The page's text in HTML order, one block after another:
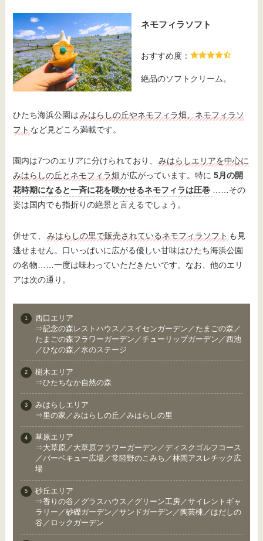
ネモフィラソフト
おすすめ度：
絶品のソフトクリーム。
ひたち海浜公園は みはらしの丘やネモフィラ畑、ネモフィラソ
フト など見どころ満載です。
園内は7つのエリアに分けられており、
みはらしエリアを中心に
みはらしの丘とネモフィラ畑 が広がっています。特に 5月の開
花時期になると一斉に花を咲かせるネモフィラは圧巻
……その
姿は国内でも指折りの絶景と言えるでしょう。
併せて、 みはらしの里で販売されているネモフィラソフト も見
逃せません。口いっぱいに広がる優しい甘味はひたち海浜公園
の名物……一度は味わっていただきたいです。なお、他のエリ
アは次の通り。
西口エリア
⇒記念の森レストハウス／スイセンガーデン／たまごの森／
たまごの森フラワーガーデン／チューリップガーデン／西池
／ひなの森／水のステージ
樹木エリア
⇒ひたちなか自然の森
みはらしエリア
⇒里の家／みはらしの丘／みはらしの里
草原エリア
⇒大草原／大草原フラワーガーデン／ディスクゴルフコース
／バーベキュー広場／常陸野のこみち／林間アスレチック広
場
砂丘エリア
⇒香りの谷／グラスハウス／グリーン工房／サイレントギャ
ラリー／砂礫ガーデン／サンドガーデン／陶芸棟／はだしの
谷／ロックガーデン